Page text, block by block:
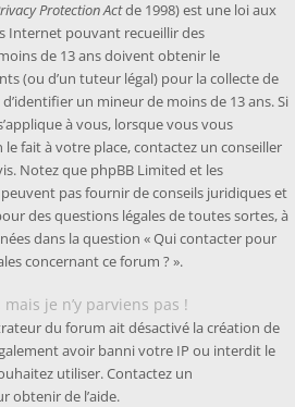
Protection Actde 1998) est une loi aux
Internet pouvant recueillir des
de 13 ans doivent obtenir le
(ou d’un tuteur légal) pour la collecte de
un mineur de moins de 13 ans. Si
à vous, lorsque vous vous
fait à votre place, contactez un conseiller
Notez que phpBB Limited et les
pas fournir de conseils juridiques et
des questions légales de toutes sortes, à
dans la question « Qui contacter pour
concernant ce forum ? ».
je n’y parviens pas !
du forum ait désactivé la création de
avoir banni votre IP ou interdit le
utiliser. Contactez un
obtenir de l’aide.